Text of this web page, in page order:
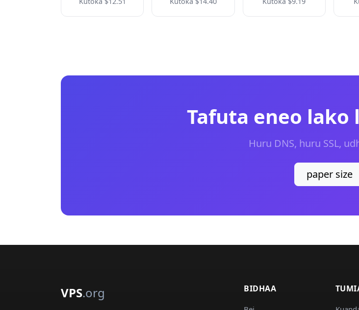
Tafuta eneo lako
Huru DNS, huru SSL,
paper size
VPS.org BIDHAA